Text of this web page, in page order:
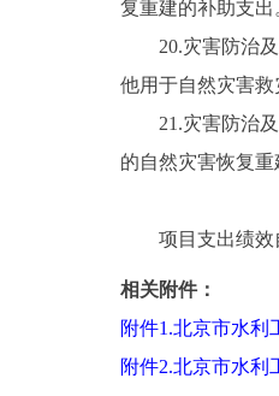
复重建的补助支出
20.灾害防治及
他用于自然灾害
21.灾害防治及
的自然灾害恢复重
项目支出绩效
相关附件：
附件1.北京市水利
附件2.北京市水利